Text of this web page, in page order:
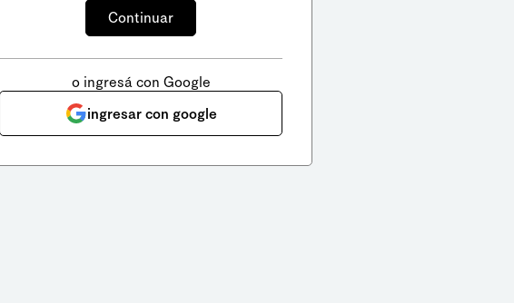
o ingresá con Google
ingresar con google